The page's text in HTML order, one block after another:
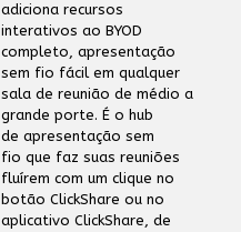
adiciona recursos
interativos ao BYOD
completo, apresentação
sem fio fácil em qualquer
sala de reunião de médio a
grande porte. É o hub
de apresentação sem
fio que faz suas reuniões
fluírem com um clique no
botão ClickShare ou no
aplicativo ClickShare, de